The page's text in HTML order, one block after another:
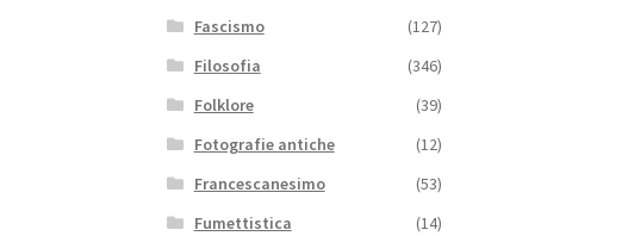
Fascismo
(127)
Filosofia
(346)
Folklore
(39)
Fotografie antiche
(12)
Francescanesimo
(53)
Fumettistica
(14)